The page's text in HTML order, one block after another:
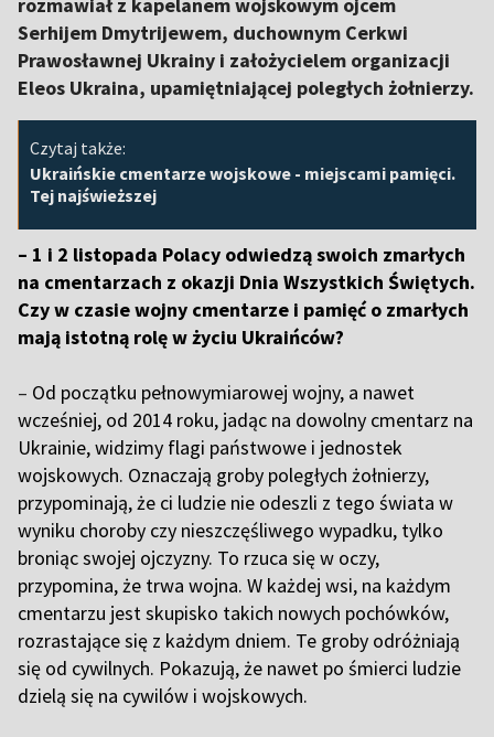
rozmawiał z kapelanem wojskowym ojcem
Serhijem Dmytrijewem, duchownym Cerkwi
Prawosławnej Ukrainy i założycielem organizacji
Eleos Ukraina, upamiętniającej poległych żołnierzy.
Czytaj także:
Ukraińskie cmentarze wojskowe - miejscami pamięci.
Tej najświeższej
– 1 i 2 listopada Polacy odwiedzą swoich zmarłych
na cmentarzach z okazji Dnia Wszystkich Świętych.
Czy w czasie wojny cmentarze i pamięć o zmarłych
mają istotną rolę w życiu Ukraińców?
– Od początku pełnowymiarowej wojny, a nawet
wcześniej, od 2014 roku, jadąc na dowolny cmentarz na
Ukrainie, widzimy flagi państwowe i jednostek
wojskowych. Oznaczają groby poległych żołnierzy,
przypominają, że ci ludzie nie odeszli z tego świata w
wyniku choroby czy nieszczęśliwego wypadku, tylko
broniąc swojej ojczyzny. To rzuca się w oczy,
przypomina, że trwa wojna. W każdej wsi, na każdym
cmentarzu jest skupisko takich nowych pochówków,
rozrastające się z każdym dniem. Te groby odróżniają
się od cywilnych. Pokazują, że nawet po śmierci ludzie
dzielą się na cywilów i wojskowych.